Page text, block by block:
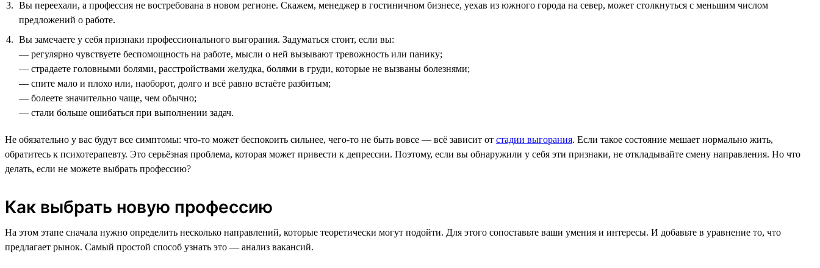
Вы переехали, а профессия не востребована в новом регионе. Скажем, менеджер в гостиничном бизнесе, уехав из южного города на север, может столкнуться с меньшим числом
предложений о работе.
Вы замечаете у себя признаки профессионального выгорания. Задуматься стоит, если вы:
— регулярно чувствуете беспомощность на работе, мысли о ней вызывают тревожность или панику;
— страдаете головными болями, расстройствами желудка, болями в груди, которые не вызваны болезнями;
— спите мало и плохо или, наоборот, долго и всё равно встаёте разбитым;
— болеете значительно чаще, чем обычно;
— стали больше ошибаться при выполнении задач.
Не обязательно у вас будут все симптомы: что-то может беспокоить сильнее, чего-то не быть вовсе — всё зависит от стадии выгорания. Если такое состояние мешает нормально жить,
обратитесь к психотерапевту. Это серьёзная проблема, которая может привести к депрессии. Поэтому, если вы обнаружили у себя эти признаки, не откладывайте смену направления. Но что
делать, если не можете выбрать профессию?
Как выбрать новую профессию
На этом этапе сначала нужно определить несколько направлений, которые теоретически могут подойти. Для этого сопоставьте ваши умения и интересы. И добавьте в уравнение то, что
предлагает рынок. Самый простой способ узнать это — анализ вакансий.